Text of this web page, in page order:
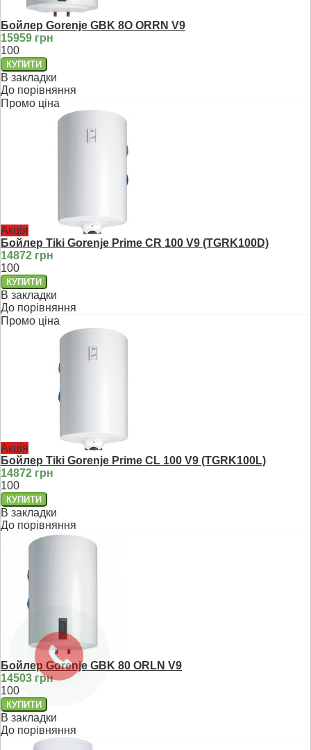
Бойлер Gorenje GBK 8O ОRRN V9
15959 грн
100
В закладки
До порівняння
Промо ціна
Акція
Бойлер Tiki Gorenje Prime CR 100 V9 (TGRK100D)
14872 грн
100
В закладки
До порівняння
Промо ціна
Акція
Бойлер Tiki Gorenje Prime CL 100 V9 (TGRK100L)
14872 грн
100
В закладки
До порівняння
Бойлер Gorenje GBK 80 ORLN V9
14503 грн
100
В закладки
До порівняння